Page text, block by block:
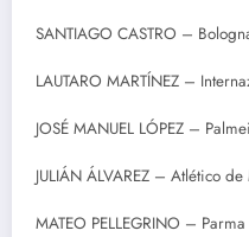
SANTIAGO CASTRO –
LAUTARO MARTÍNEZ –
JOSÉ MANUEL LÓPEZ –
JULIÁN ÁLVAREZ – Atlético
MATEO PELLEGRINO –